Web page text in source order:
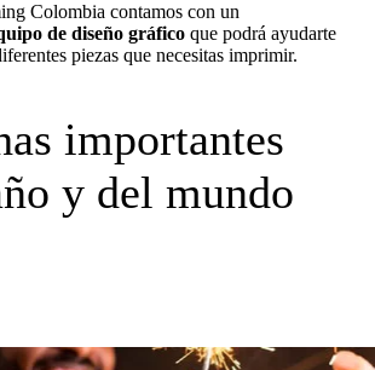
Colombia contamos con un
de diseño gráficoque podrá ayudarte
piezas que necesitas imprimir.
importantes
y del mundo